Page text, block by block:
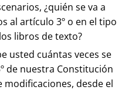
¿quién se va a
al artículo 3º o en el tipo
libros de texto?
usted cuántas veces se
de nuestra Constitución
modificaciones, desde el